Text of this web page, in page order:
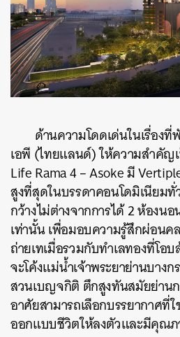
ด้านความโดดเด่นในเรื่อง
เอพี (ไทยแลนด์) ให้ความสำคั
Life Rama 4 – Asokeมี
สูงที่สุดในบรรดาคอนโดมิเนียม
กว้างไม่ต่างจากการได้ 2 ห้องน
เท่านั้น เพื่อมอบความรู้สึกผ่อนค
ถ่ายเทเมื่อรวมกับทำเลทองที่โอ
จะโค้งแม่น้ำเจ้าพระยาย่านบางก
สวนเบญจกิติ ตึกสูงทันสมัยย่าน
อาศัยสามารถเลือกบรรยากาศที่
ออกแบบชีวิตให้ลงตัวและมีคุณ